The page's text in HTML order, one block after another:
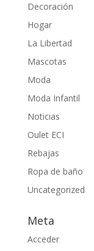
Decoración
Hogar
La Libertad
Mascotas
Moda
Moda Infantil
Noticias
Oulet ECI
Rebajas
Ropa de baño
Uncategorized
Meta
Acceder